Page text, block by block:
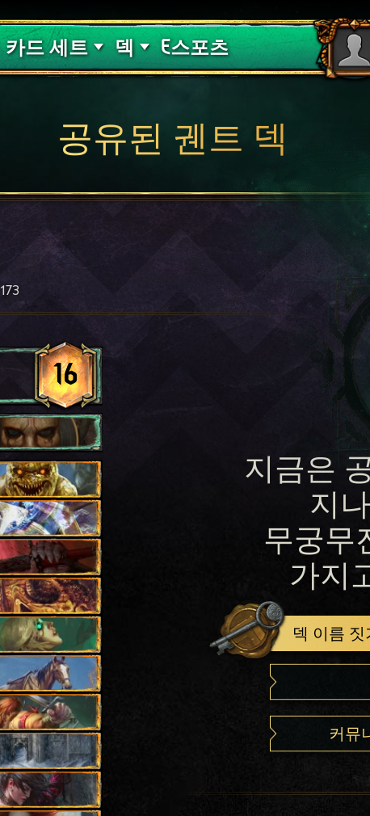
카드 세트
핏빛 저주
덱
덱 가이드
E스포츠
공유된 궨트 덱
173
16
지금은
지
무궁무
가지
덱 이름 짓
커뮤